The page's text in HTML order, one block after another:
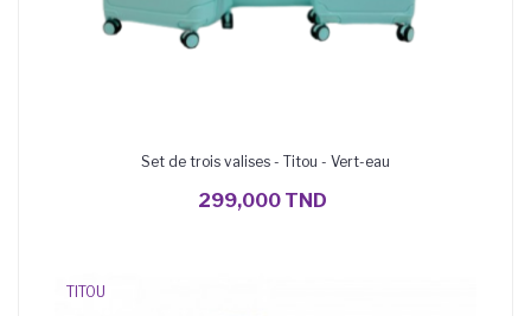
Set de trois valises - Titou - Vert-eau
299,000 TND
TITOU